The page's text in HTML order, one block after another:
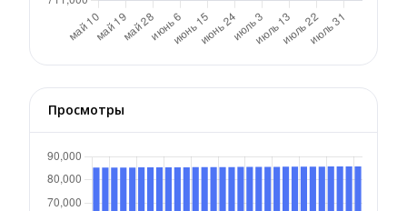
Просмотры